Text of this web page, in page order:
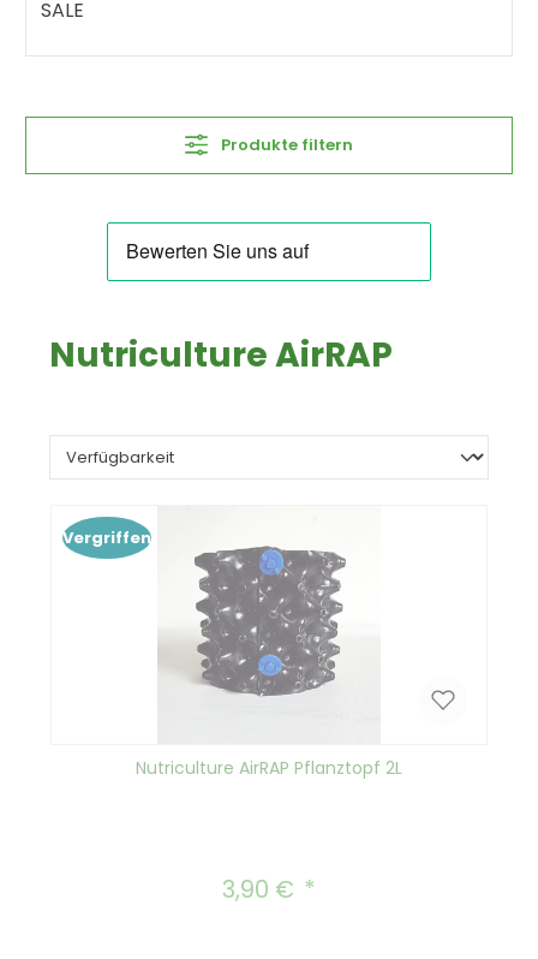
SALE
Produkte filtern
Nutriculture AirRAP
Vergriffen
Nutriculture AirRAP Pflanztopf 2L
Regulärer Preis:
3,90 €